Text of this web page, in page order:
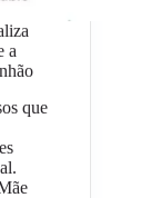
a
que